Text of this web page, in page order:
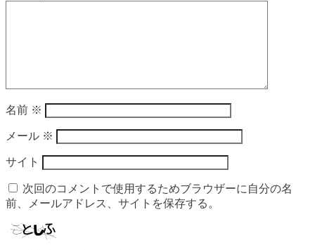
名前 ※
メール ※
サイト
次回のコメントで使用するためブラウザーに自分の名
前、メールアドレス、サイトを保存する。